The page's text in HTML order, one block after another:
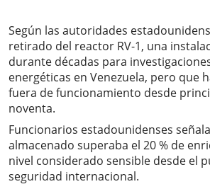
Según las autoridades
retirado del reactor RV-1, una
durante décadas para
energéticas en Venezuela, pero que
fuera de funcionamiento desde
noventa.
Funcionarios estadounidenses
almacenado superaba el 20 % de
nivel considerado sensible desde el
seguridad internacional.